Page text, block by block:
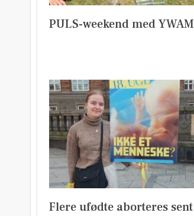
PULS-weekend med YWAM
Flere ufødte aborteres sent